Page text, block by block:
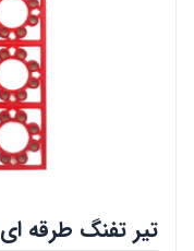
تیر تفنگ طرقه ای 8 تایی مدل 18 خشاب